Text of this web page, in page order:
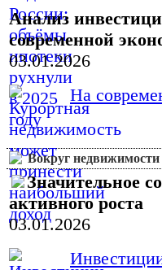
Анализ
современной
03.01.2026
На
Вокруг недвижимости
Значительное
активного роста
03.01.2026